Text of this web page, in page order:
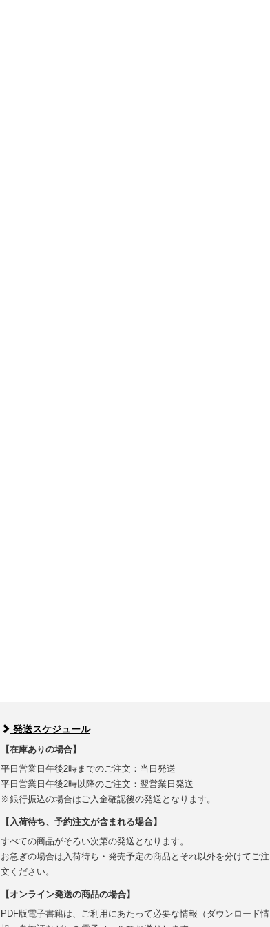
発送スケジュール
【在庫ありの場合】
平日営業日午後2時までのご注文：当日発送
平日営業日午後2時以降のご注文：翌営業日発送
※銀行振込の場合はご入金確認後の発送となります。
【入荷待ち、予約注文が含まれる場合】
すべての商品がそろい次第の発送となります。
お急ぎの場合は入荷待ち・発売予定の商品とそれ以外を分けてご注
文ください。
【オンライン発送の商品の場合】
PDF版電子書籍は、ご利用にあたって必要な情報（ダウンロード情